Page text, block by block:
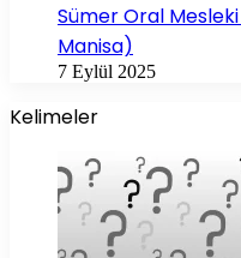
Sümer Oral
Manisa)
7 Eylül 2025
Kelimeler